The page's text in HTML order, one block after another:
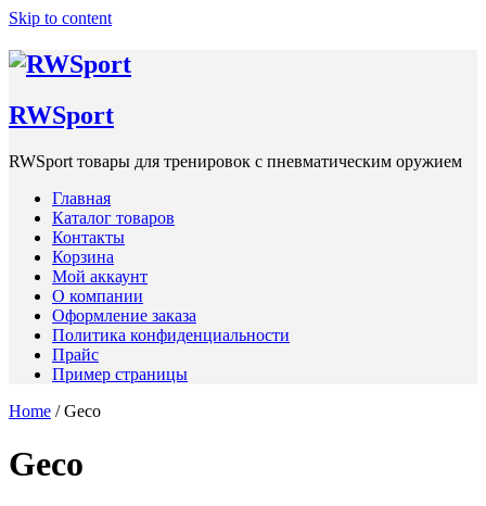
Skip to content
RWSpоrt
RWSpоrt товары для тренировок с пневматическим оружием
Главная
Каталог товаров
Контакты
Корзина
Мой аккаунт
О компании
Оформление заказа
Политика конфиденциальности
Прайс
Пример страницы
Home / Geco
Geco